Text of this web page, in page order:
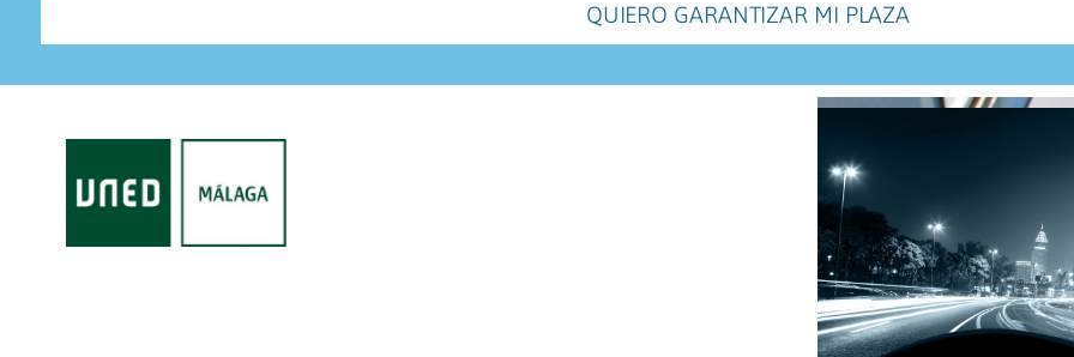
QUIERO GARANTIZAR MI PLAZA